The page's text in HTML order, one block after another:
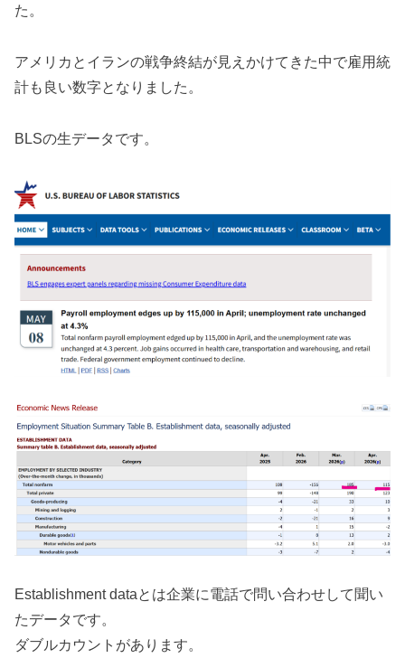
た。
アメリカとイランの戦争終結が見えかけてきた中で雇用統
計も良い数字となりました。
BLSの生データです。
Establishment dataとは企業に電話で問い合わせして聞い
たデータです。
ダブルカウントがあります。